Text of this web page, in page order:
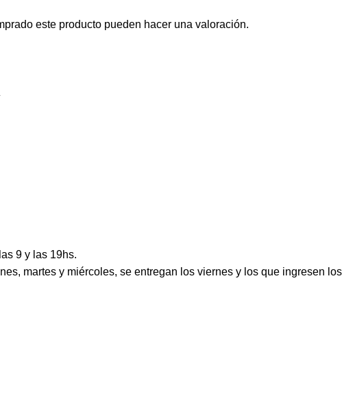
este producto pueden hacer una valoración.
9 y las 19hs.
martes y miércoles, se entregan los viernes y los que ingresen